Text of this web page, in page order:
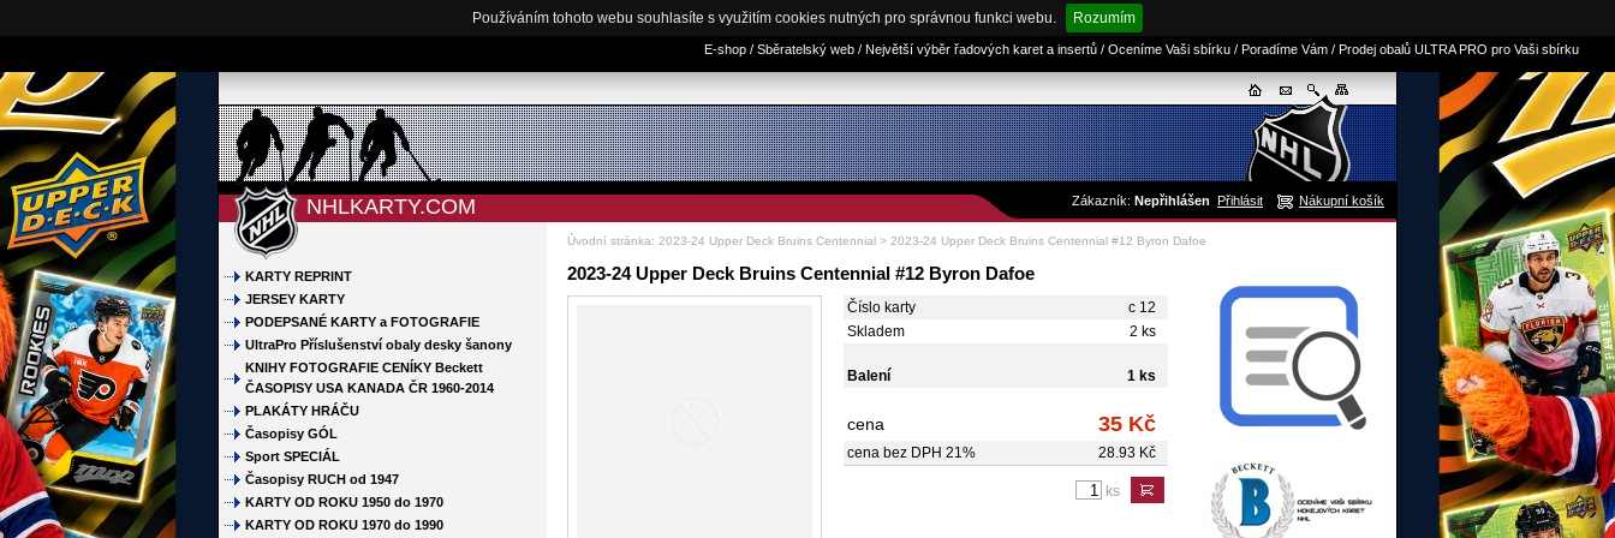
Používáním tohoto webu souhlasíte s využitím cookies nutných pro správnou funkci webu. Rozumím
E-shop / Sběratelský web / Největší výběr řadových karet a insertů / Oceníme Vaši sbírku / Poradíme Vám / Prodej obalů ULTRA PRO pro Vaši sbírku
NHLKARTY.COM Zákazník: Nepřihlášen Přihlásit Nákupní košík
Úvodní stránka: 2023-24 Upper Deck Bruins Centennial > 2023-24 Upper Deck Bruins Centennial #12 Byron Dafoe
KARTY REPRINT
JERSEY KARTY
PODEPSANÉ KARTY a FOTOGRAFIE
UltraPro Příslušenství obaly desky šanony
KNIHY FOTOGRAFIE CENÍKY Beckett
ČASOPISY USA KANADA ČR 1960-2014
PLAKÁTY HRÁČU
Časopisy GÓL
Sport SPECIÁL
Časopisy RUCH od 1947
KARTY OD ROKU 1950 do 1970
KARTY OD ROKU 1970 do 1990
2023-24 Upper Deck Bruins Centennial #12 Byron Dafoe
Číslo karty
c 12
Skladem
2 ks
Balení 1 ks
cena 35 Kč
cena bez DPH 21% 28.93 Kč
ks